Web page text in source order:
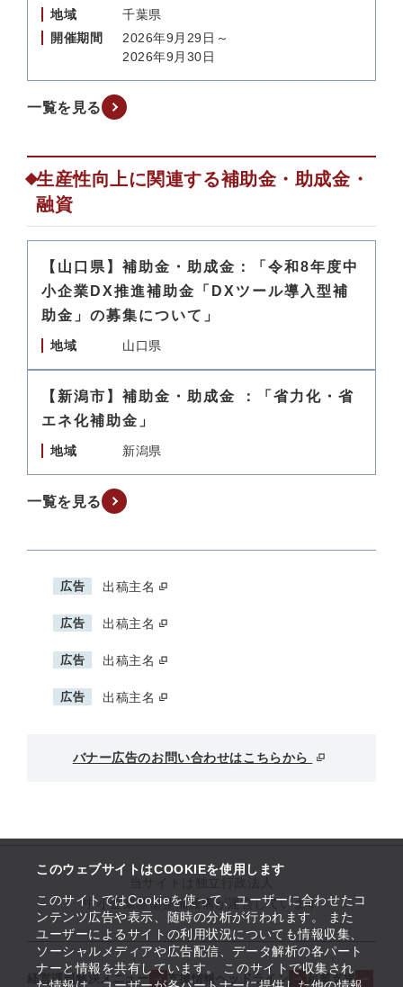
このウェブサイトはCOOKIEを使用します
このサイトではCookieを使って、ユーザーに合わせたコ
ンテンツ広告や表示、随時の分析が行われます。 また
ユーザーによるサイトの利用状況についても情報収集、
ソーシャルメディアや広告配信、データ解析の各パート
ナーと情報を共有しています。 このサイトで収集され
地域
千葉県
開催期間
2026年9月29日～
2026年9月30日
一覧を見る
生産性向上に関連する補助金・助成金・
融資
【山口県】補助金・助成金：「令和8年度中
小企業DX推進補助金「DXツール導入型補
助金」の募集について」
地域 山口県
【新潟市】補助金・助成金 ：「省力化・省
エネ化補助金」
地域 新潟県
一覧を見る
広告 出稿主名
広告 出稿主名
広告 出稿主名
広告 出稿主名
バナー広告のお問い合わせはこちらから
中小企業基盤整備機構が運営しています
経営課題解決メニュー 支援情報ヘッドライン 起業支援